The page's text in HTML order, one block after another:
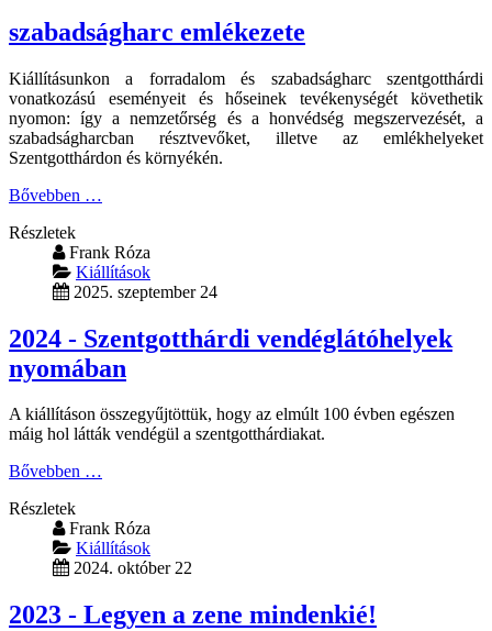
szabadságharc emlékezete
Kiállításunkon a forradalom és szabadságharc szentgotthárdi
vonatkozású eseményeit és hőseinek tevékenységét követhetik
nyomon: így a nemzetőrség és a honvédség megszervezését, a
szabadságharcban résztvevőket, illetve az emlékhelyeket
Szentgotthárdon és környékén.
Bővebben …
Részletek
Frank Róza
Kiállítások
2025. szeptember 24
2024 - Szentgotthárdi vendéglátóhelyek
nyomában
A kiállításon összegyűjtöttük, hogy az elmúlt 100 évben egészen
máig hol látták vendégül a szentgotthárdiakat.
Bővebben …
Részletek
Frank Róza
Kiállítások
2024. október 22
2023 - Legyen a zene mindenkié!